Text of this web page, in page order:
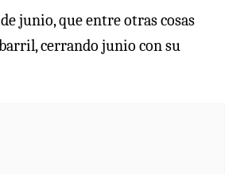
junio, que entre otras cosas
cerrando junio con su